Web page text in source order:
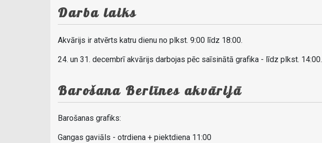
Darba laiks
Akvārijs ir atvērts katru dienu no plkst. 9:00 līdz 18:00.
24. un 31. decembrī akvārijs darbojas pēc saīsinātā grafika - līdz plkst. 14:00.
Barošana Berlīnes akvārijā
Barošanas grafiks:
Gangas gaviāls - otrdiena + piektdiena 11:00